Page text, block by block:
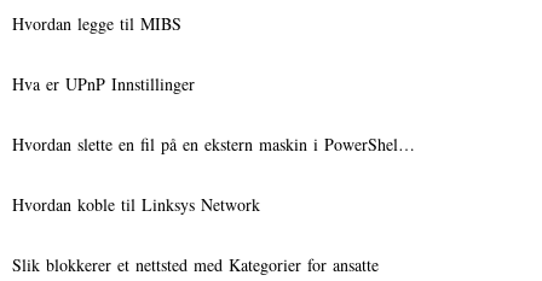
Hvordan legge til MIBS
Hva er UPnP Innstillinger
Hvordan slette en fil på en ekstern maskin i PowerShel…
Hvordan koble til Linksys Network
Slik blokkerer et nettsted med Kategorier for ansatte